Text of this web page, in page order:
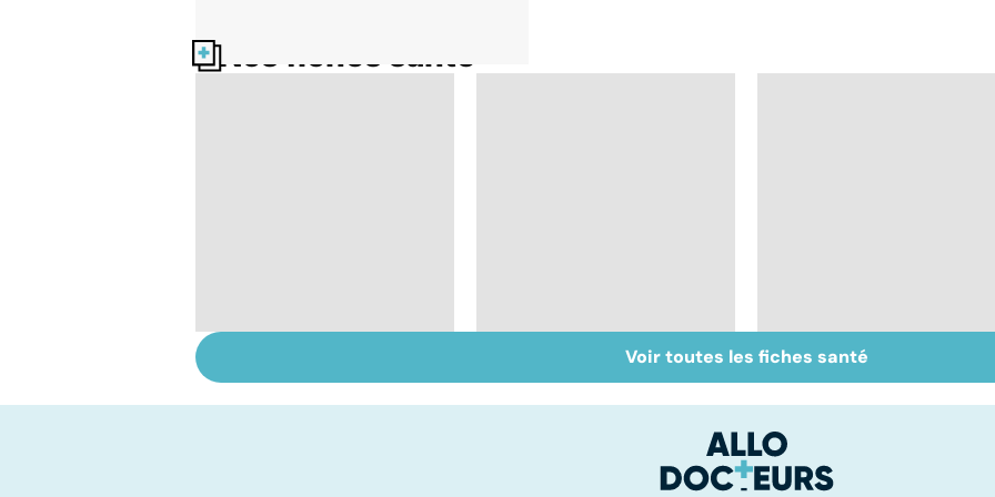
Nos fiches santé
comment s'en
Quel est le rôle des
associations de
Bébés secoués, un
syndrome sous-
Voir toutes les fiches santé